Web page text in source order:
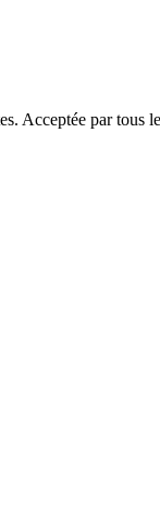
Acceptée par tous